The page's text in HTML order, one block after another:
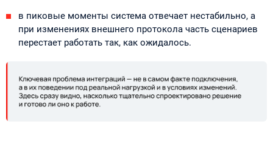
в пиковые моменты система отвечает нестабильно, а
при изменениях внешнего протокола часть сценариев
перестает работать так, как ожидалось.